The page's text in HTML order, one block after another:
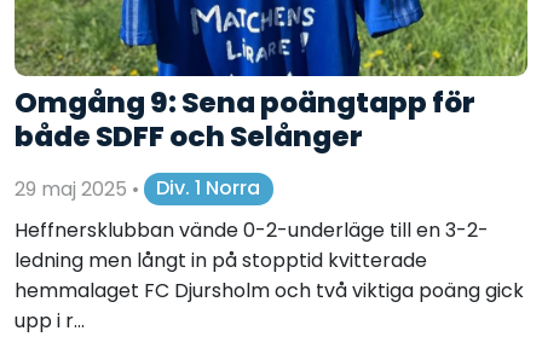
Omgång 9: Sena poängtapp för
både SDFF och Selånger
29 maj 2025 •
Div. 1 Norra
Heffnersklubban vände 0-2-underläge till en 3-2-
ledning men långt in på stopptid kvitterade
hemmalaget FC Djursholm och två viktiga poäng gick
upp i r...